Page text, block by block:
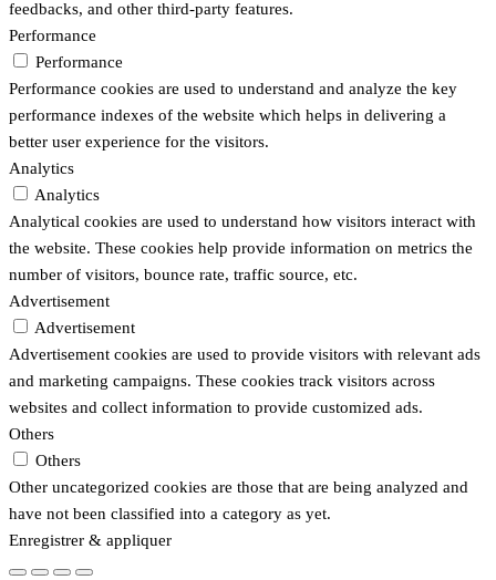
feedbacks, and other third-party features.
Performance
Performance
Performance cookies are used to understand and analyze the key
performance indexes of the website which helps in delivering a
better user experience for the visitors.
Analytics
Analytics
Analytical cookies are used to understand how visitors interact with
the website. These cookies help provide information on metrics the
number of visitors, bounce rate, traffic source, etc.
Advertisement
Advertisement
Advertisement cookies are used to provide visitors with relevant ads
and marketing campaigns. These cookies track visitors across
websites and collect information to provide customized ads.
Others
Others
Other uncategorized cookies are those that are being analyzed and
have not been classified into a category as yet.
Enregistrer & appliquer